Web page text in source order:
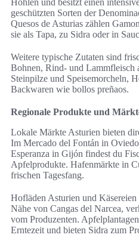
Höhlen und besitzt einen
geschützten Sorten der
Quesos de Asturias zählen
sie als Tapa, zu Sidra oder in
Weitere typische Zutaten sind
Bohnen, Rind- und Lammfleisch
Steinpilze und Speisemorcheln,
Backwaren wie bollos preñaos.
Regionale Produkte und
Lokale Märkte Asturien bieten
Im Mercado del Fontán in
Esperanza in Gijón findest du
Apfelprodukte. Hafenmärkte in
frischen Tagesfang.
Hofläden Asturien und
Nähe von Cangas del Narcea,
vom Produzenten.
Erntezeit und bieten Sidra zum